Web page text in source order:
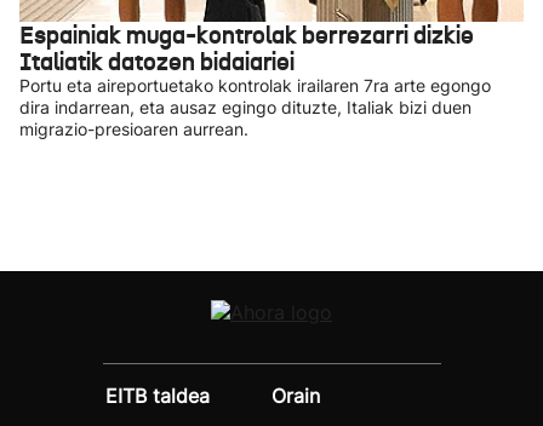
Espainiak muga-kontrolak berrezarri dizkie
Italiatik datozen bidaiariei
Portu eta aireportuetako kontrolak irailaren 7ra arte egongo
dira indarrean, eta ausaz egingo dituzte, Italiak bizi duen
migrazio-presioaren aurrean.
EITB taldea
Orain